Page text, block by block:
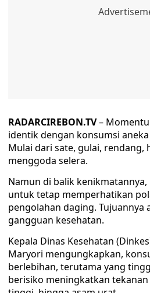
RADARCIREBON.TV–
identik dengan konsumsi
Mulai dari sate, gulai, rendang,
menggoda selera.
Namun di balik
untuk tetap memperhatikan
pengolahan daging. Tujuannya
gangguan kesehatan.
Kepala Dinas Kesehatan
Maryori mengungkapkan,
berlebihan, terutama yang
berisiko meningkatkan